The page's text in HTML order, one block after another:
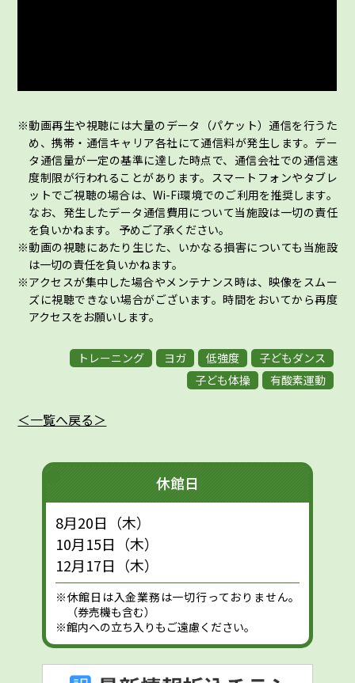
動画再生や視聴には大量のデータ（パケット）通信を行うた
め、携帯・通信キャリア各社にて通信料が発生します。デー
タ通信量が一定の基準に達した時点で、通信会社での通信速
度制限が行われることがあります。スマートフォンやタブレ
ットでご視聴の場合は、Wi-Fi環境でのご利用を推奨します。
なお、発生したデータ通信費用について当施設は一切の責任
を負いかねます。 予めご了承ください。
動画の視聴にあたり生じた、いかなる損害についても当施設
は一切の責任を負いかねます。
アクセスが集中した場合やメンテナンス時は、映像をスムー
ズに視聴できない場合がございます。時間をおいてから再度
アクセスをお願いします。
トレーニング ヨガ 低強度
子どもダンス
子ども体操
有酸素運動
＜一覧へ戻る＞
休館日
8月20日（木）
10月15日（木）
12月17日（木）
※休館日は入金業務は一切行っておりません。
（券売機も含む）
※館内への立ち入りもご遠慮ください。